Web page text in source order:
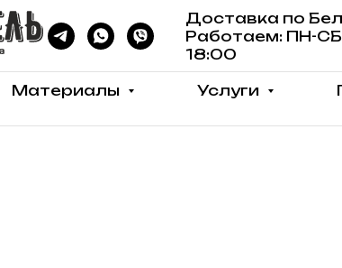
Доставка по
Работаем: ПН-
18:00
Материалы Услуги